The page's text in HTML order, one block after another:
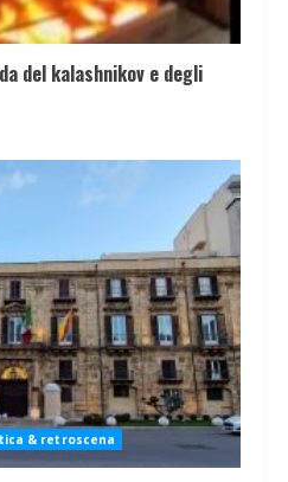
del kalashnikov e degli
& retroscena